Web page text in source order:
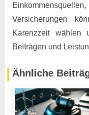
Versicherungen
Karenzzeit wählen
Beiträgen und
Ähnliche